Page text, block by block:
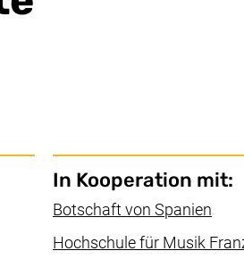
In Kooperation mit:
Botschaft von Spanien
Hochschule für Musik